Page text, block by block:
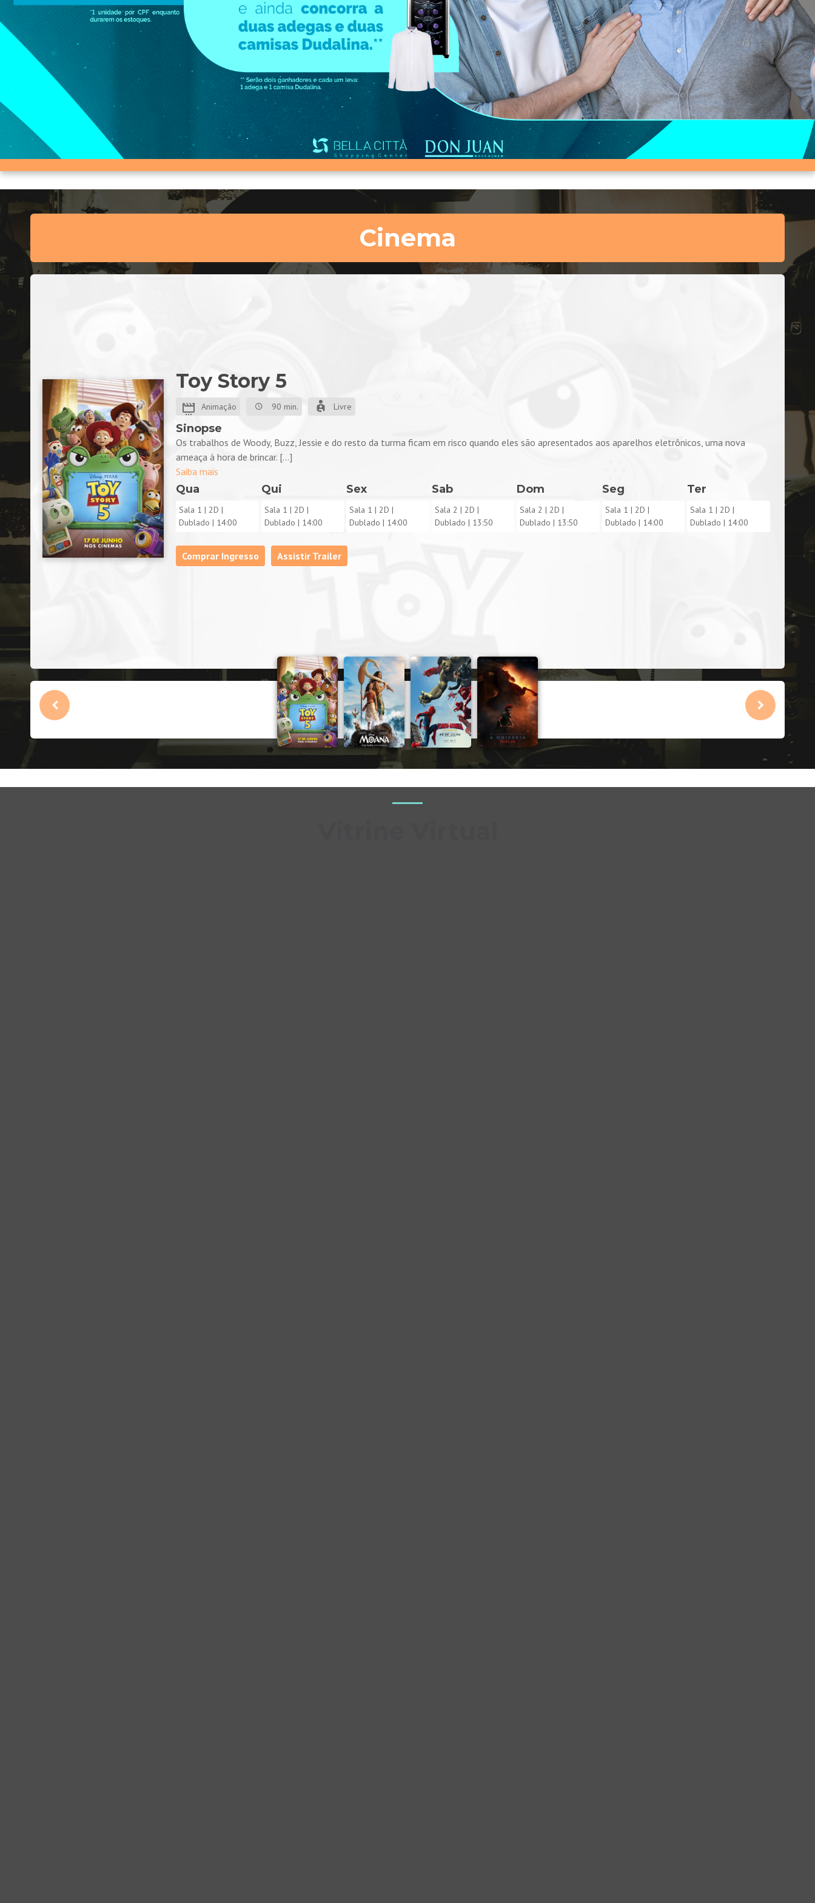
Cinema
Toy Story 5
Animação 90 min. Livre
Sinopse
Os trabalhos de Woody, Buzz, Jessie e do resto da turma ficam em risco quando eles são apresentados aos aparelhos eletrônicos, uma nova
ameaça à hora de brincar. [...]
Saiba mais
Qua
Sala 1 | 2D |
Dublado | 14:00
Qui
Sala 1 | 2D |
Dublado | 14:00
Sex
Sala 1 | 2D |
Dublado | 14:00
Sab
Sala 2 | 2D |
Dublado | 13:50
Dom
Sala 2 | 2D |
Dublado | 13:50
Seg
Sala 1 | 2D |
Dublado | 14:00
Ter
Sala 1 | 2D |
Dublado | 14:00
Comprar Ingresso Assistir Trailer